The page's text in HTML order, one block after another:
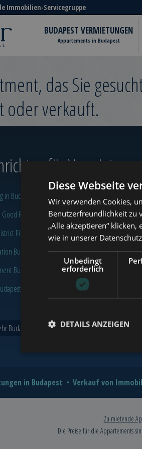
Immobilien-Servicegruppe
BUDAPEST VERMIETUNGEN
Appartements in Budapest
das Sie
oder verkauft.
für Vermieter‎
Budapest Really Cost?
Rental in Budapest at the End of August
Fits Which Property Investor in 2026?
Budapest: How to Plan a Smarter Renovation
Budapest: When Does It Make Sense to Hire a
Real Estate is a Smart Move in 2026: A
Budapest und Tower Nachrichten >
in Budapest Verkauf von
Zu mietende
Die Preise für die Appartements
Diese Webseite
Wir verwenden Cookies,
Benutzerfreundlichkeit zu
„Alle akzeptieren“
wie in unserer
Unbedingt
erforderlich
DETAILS ANZEIGEN